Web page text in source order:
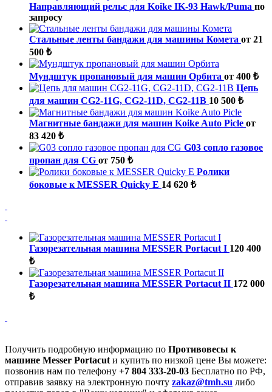
Направляющий рельс для Koike IK-93 Hawk/Puma по
запросу
Стальные ленты бандажи для машины Комета от 21
500 ₺
Мундштук пропановый для машин Орбита от 400 ₺
Цепь
для машин CG2-11G, CG2-11D, CG2-11B 10 500 ₺
Магнитные бандажи для машин Koike Auto Picle от
83 420 ₺
G03 сопло газовое
пропан для CG от 750 ₺
Ролики
боковые к MESSER Quicky E 14 620 ₺
Газорезательная машина MESSER Portacut I 120 400
₺
Газорезательная машина MESSER Portacut II 172 000
₺
Получить подробную информацию по Противовесы к
машине Messer Portacut и купить по низкой цене Вы можете:
позвонив нам по телефону +7 804 333-20-03 Бесплатно по РФ,
отправив заявку на электронную почту zakaz@tmh.su либо